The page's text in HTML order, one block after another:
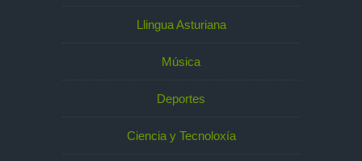
Llingua Asturiana
Música
Deportes
Ciencia y Tecnoloxía